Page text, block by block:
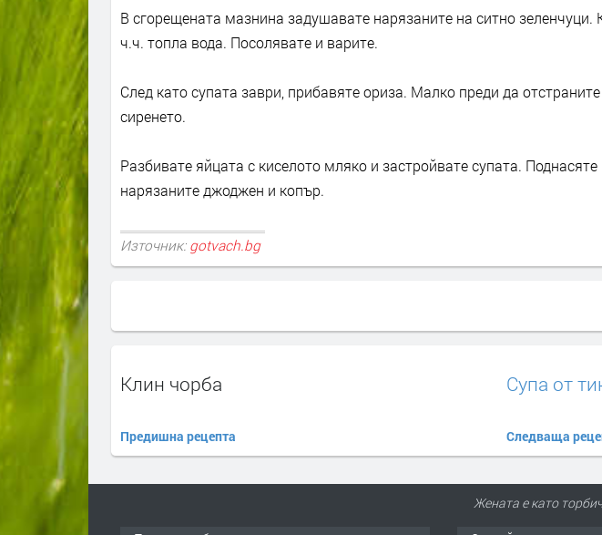
В сгорещената мазнина задушавате нарязаните на ситно зеленчуци.
ч.ч. топла вода. Посолявате и варите.
След като супата заври, прибавяте ориза. Малко преди да
сиренето.
Разбивате яйцата с киселото мляко и застройвате супата.
нарязаните джоджен и копър.
Източник: gotvach.bg
Клин чорба
Предишна рецепта
Супа от
Следваща
Жената е като